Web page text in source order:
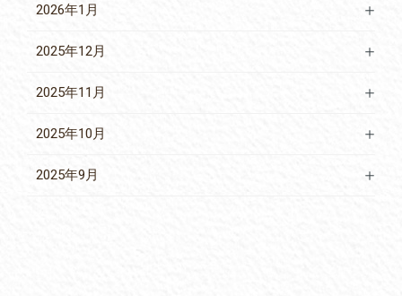
2026年1月
2025年12月
2025年11月
2025年10月
2025年9月